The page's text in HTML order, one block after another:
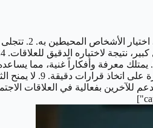
1. يتسم الشخص الانتقائي بدقة
الأصدقاء الذين اختارهم بعناية. 5. يُفضل وجود مجموعة من الخيارات في مختلف جوانب حياته، لتمكينه
7. يفضل تجربة متنوعة من الهوايات لتمكينه